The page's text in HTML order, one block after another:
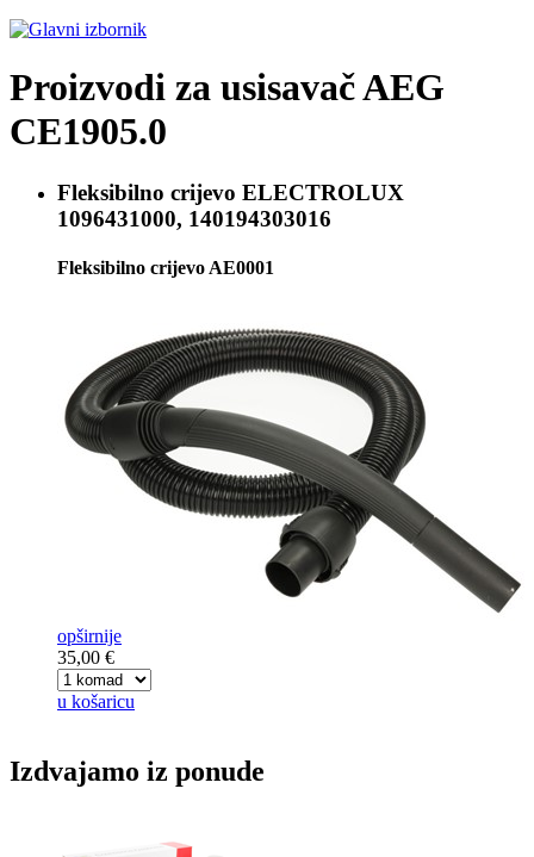
Proizvodi za usisavačAEG
CE1905.0
Fleksibilno crijevo ELECTROLUX
1096431000, 140194303016
Fleksibilno crijevo AE0001
opširnije
35,00 €
u košaricu
Izdvajamo iz ponude